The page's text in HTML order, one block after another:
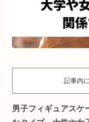
記事内
男子フィギュアスケ